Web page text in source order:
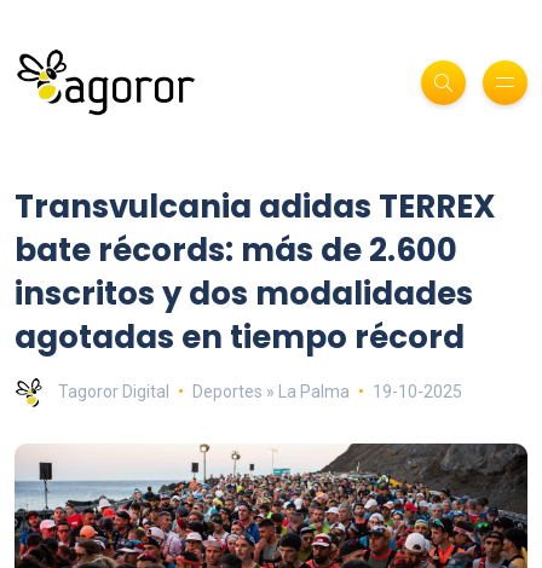
Transvulcania adidas TERREX
bate récords: más de 2.600
inscritos y dos modalidades
agotadas en tiempo récord
Tagoror Digital Deportes » La Palma 19-10-2025